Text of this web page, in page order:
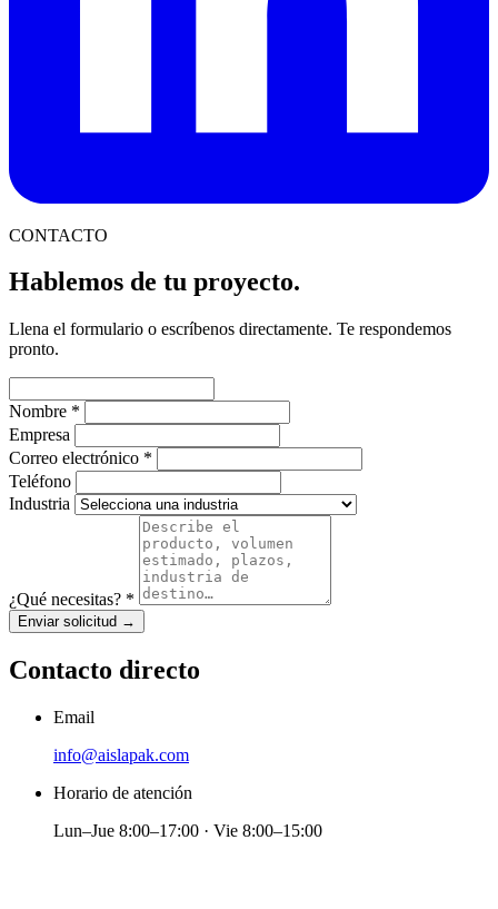
CONTACTO
Hablemos de tu proyecto.
Llena el formulario o escríbenos directamente. Te respondemos
pronto.
Nombre *
Empresa
Correo electrónico *
Teléfono
Industria
¿Qué necesitas? *
Enviar solicitud →
Contacto directo
Email
info@aislapak.com
Horario de atención
Lun–Jue 8:00–17:00 · Vie 8:00–15:00